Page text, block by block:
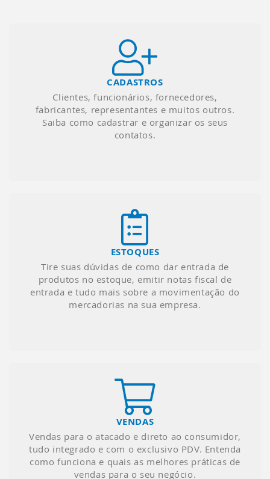
CADASTROS
Clientes, funcionários, fornecedores,
fabricantes, representantes e muitos outros.
Saiba como cadastrar e organizar os seus
contatos.
ESTOQUES
Tire suas dúvidas de como dar entrada de
produtos no estoque, emitir notas fiscal de
entrada e tudo mais sobre a movimentação do
mercadorias na sua empresa.
VENDAS
Vendas para o atacado e direto ao consumidor,
tudo integrado e com o exclusivo PDV. Entenda
como funciona e quais as melhores práticas de
vendas para o seu negócio.